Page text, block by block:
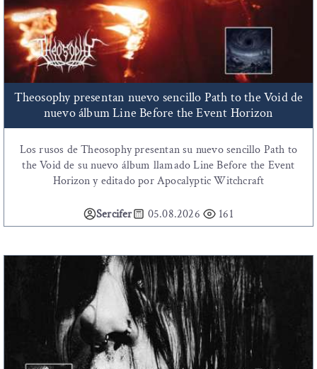
Theosophy presentan nuevo sencillo Path to the Void de
nuevo álbum Line Before the Event Horizon
Los rusos de Theosophy presentan su nuevo sencillo Path to
the Void de su nuevo álbum llamado Line Before the Event
Horizon y editado por Apocalyptic Witchcraft
Sercifer 05.08.2026 161